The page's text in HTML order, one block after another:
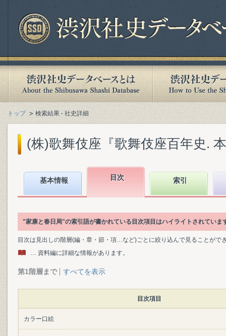
トップ 検索結果 - 社史詳細
(株)歌舞伎座『歌舞伎座百年史.
基本情報 目次 索引
"家康と春日局"の索引語が書かれている目次項目はハイライトされていま
目次は見出しの階層(編・章・節・項…など)ごとに絞り込んで見ることがで
… 資料編に詳細な情報があります。
第1階層まで すべてを表示
目次項目
カラー口絵